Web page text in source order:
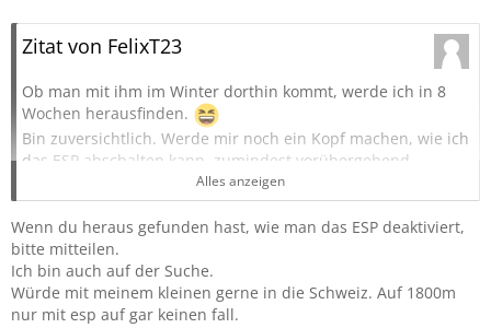
Zitat von FelixT23
Ob man mit ihm im Winter dorthin kommt, werde ich in 8
Wochen herausfinden.
Bin zuversichtlich. Werde mir noch ein Kopf machen, wie ich
das ESP abschalten kann, zumindest vorübergehend.
Mittlerweile haben es schon einige nicht 4x4 Fahrzeuge
dorthin geschafft, also mal schauen. Und wenn nicht, dreht
man halt um. Hauptsache probieren.
Natürlich ist das ernst gemeint!
Wie hast du dein Dachzelt beheizt? Mein eigentlicher Plan
war es, irgendwie den Innenraum zu heizen, um auch
diesmal wieder im Auto schlafen zu können.
Alles anzeigen
Wenn du heraus gefunden hast, wie man das ESP deaktiviert,
bitte mitteilen.
Ich bin auch auf der Suche.
Würde mit meinem kleinen gerne in die Schweiz. Auf 1800m
nur mit esp auf gar keinen fall.